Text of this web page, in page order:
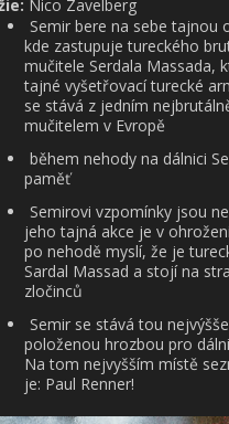
Nico Zavelberg
Semir bere na sebe tajnou
kde zastupuje tureckého
mučitele Serdala Massada,
tajné vyšetřovací turecké
se stává z jedním
mučitelem v Evropě
během nehody na dálnici
paměť
Semirovi vzpomínky jsou
jeho tajná akce je v
po nehodě myslí, že je
Sardal Massad a stojí na
zločinců
Semir se stává tou nejvýšše
položenou hrozbou pro
Na tom nejvyšším místě
je: Paul Renner!